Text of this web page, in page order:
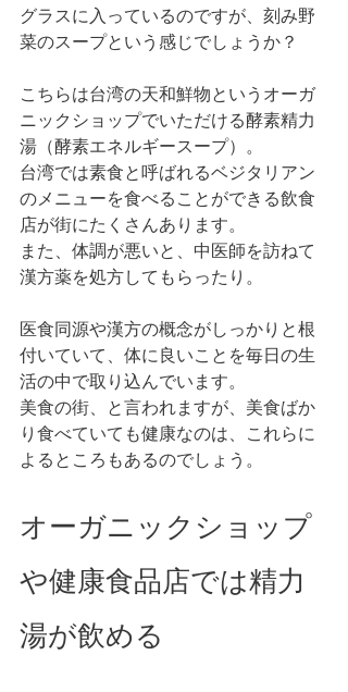
グラスに入っているのですが、刻み野
菜のスープという感じでしょうか？
こちらは台湾の天和鮮物というオーガ
ニックショップでいただける酵素精力
湯（酵素エネルギースープ）。
台湾では素食と呼ばれるベジタリアン
のメニューを食べることができる飲食
店が街にたくさんあります。
また、体調が悪いと、中医師を訪ねて
漢方薬を処方してもらったり。
医食同源や漢方の概念がしっかりと根
付いていて、体に良いことを毎日の生
活の中で取り込んでいます。
美食の街、と言われますが、美食ばか
り食べていても健康なのは、これらに
よるところもあるのでしょう。
オーガニックショップ
や健康食品店では精力
湯が飲める